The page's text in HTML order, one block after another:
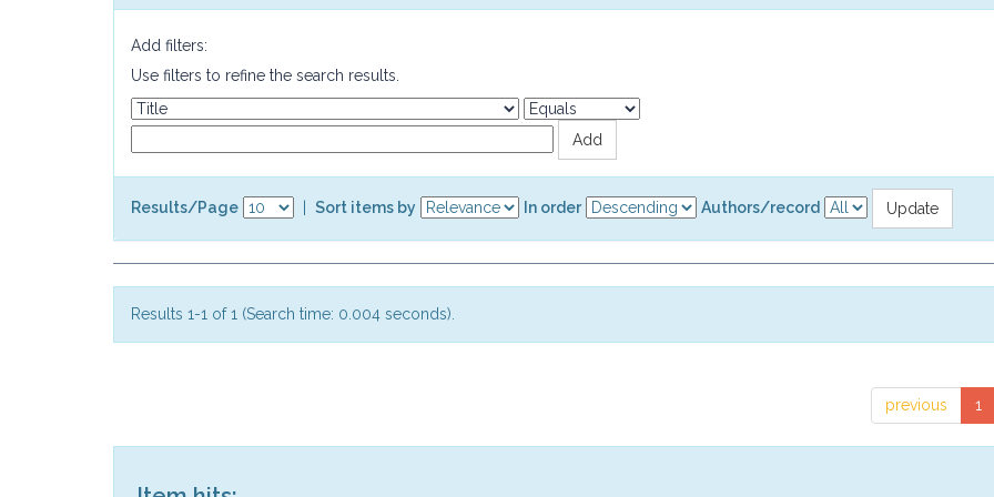
Add filters:
Use filters to refine the search results.
Results/Page Sort items by In order Authors/record
Results 1-1 of 1 (Search time: 0.004 seconds).
previous 1